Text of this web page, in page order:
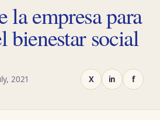
la empresa para
bienestar social
2021 X in f